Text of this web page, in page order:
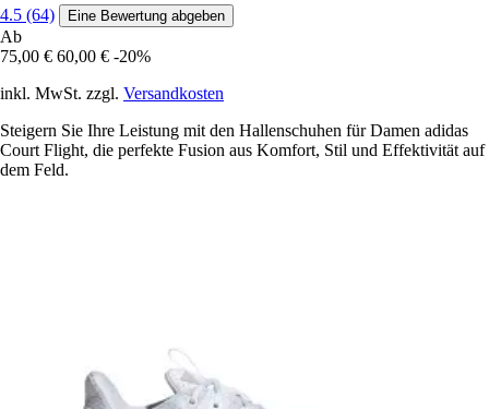
4.5 (64) Eine Bewertung abgeben
Ab
75,00 € 60,00 € -20%
inkl. MwSt. zzgl. Versandkosten
Steigern Sie Ihre Leistung mit den Hallenschuhen für Damen adidas
Court Flight, die perfekte Fusion aus Komfort, Stil und Effektivität auf
dem Feld.